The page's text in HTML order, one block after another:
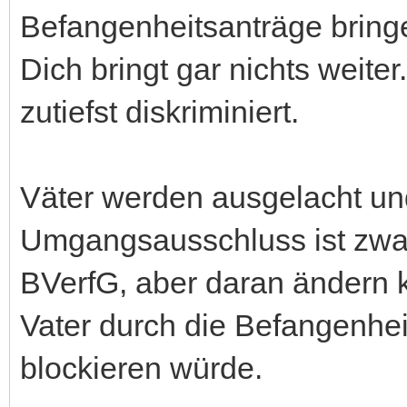
Befangenheitsanträge
Dich bringt gar nichts
zutiefst diskriminiert.
Väter werden ausgelacht
Umgangsausschluss ist
BVerfG, aber daran
Vater durch die
blockieren würde.